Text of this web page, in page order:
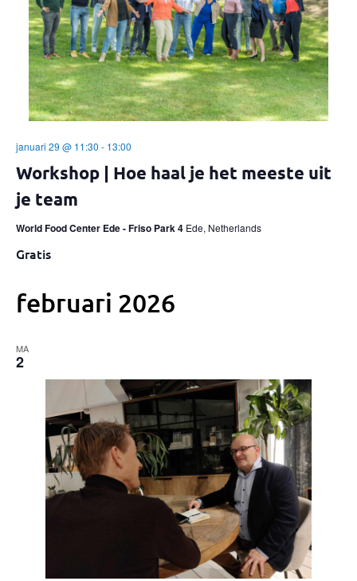
Workshop | Hoe haal je het meeste uit
je team
januari 29 @ 11:30 - 13:00
World Food Center Ede - Friso Park 4 Ede, Netherlands
Gratis
februari 2026
MA
2